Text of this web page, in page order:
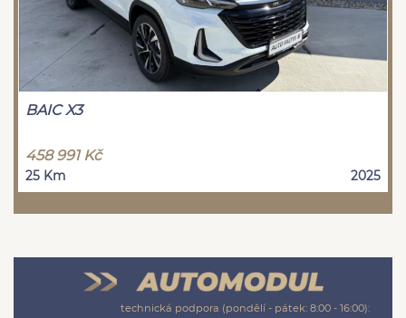
BAIC X3
458 991 Kč
25 Km 2025
technická podpora (pondělí - pátek: 8:00 - 16:00):